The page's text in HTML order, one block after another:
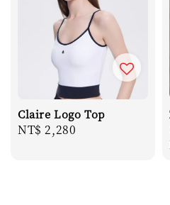
Claire Logo Top
Regular
NT$ 2,280